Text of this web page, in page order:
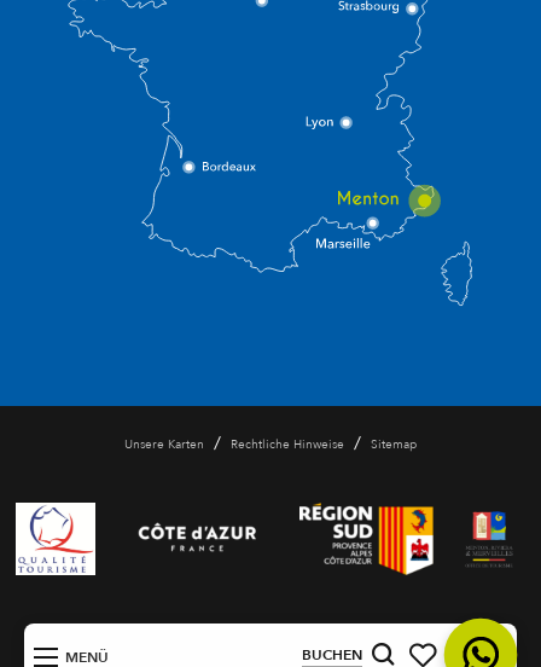
MENÜ BUCHEN DE
Unsere Karten / Rechtliche Hinweise / Sitemap